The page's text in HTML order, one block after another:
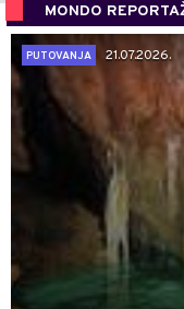
MONDO
PUTOVANJA
21.07.2026.